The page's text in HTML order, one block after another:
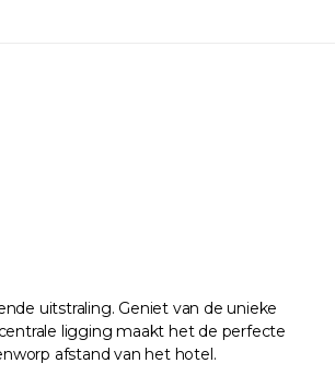
uitstraling. Geniet van de unieke
ligging maakt het de perfecte
afstand van het hotel.